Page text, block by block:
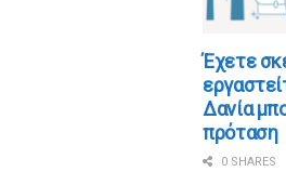
​​Έχετε
Δανία
πρόταση
0 SHARES